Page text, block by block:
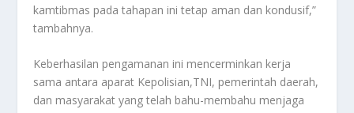
kamtibmas pada tahapan ini tetap aman dan kondusif,”
tambahnya.
Keberhasilan pengamanan ini mencerminkan kerja
sama antara aparat Kepolisian,TNI, pemerintah daerah,
dan masyarakat yang telah bahu-membahu menjaga